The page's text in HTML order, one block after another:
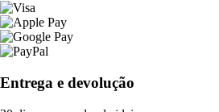
Entrega e devolução